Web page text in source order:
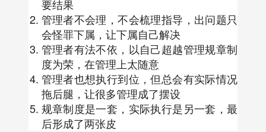
要结果
管理者不会理，不会梳理指导，出问题只
会怪罪下属，让下属自己解决
管理者有法不依，以自己超越管理规章制
度为荣，在管理上太随意
管理者也想执行到位，但总会有实际情况
拖后腿，让很多管理成了摆设
规章制度是一套，实际执行是另一套，最
后形成了两张皮